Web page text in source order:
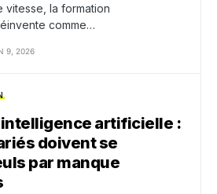
vitesse, la formation
comme…
9, 2026
artificielle :
doivent se
par manque